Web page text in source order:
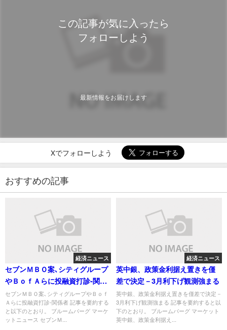
この記事が気に入ったら
フォローしよう
最新情報をお届けします
Xでフォローしよう
おすすめの記事
経済ニュース
セブンＭＢＯ案､シティグループ
やＢｏｆＡらに投融資打診-関係
者
セブンＭＢＯ案､シティグループやＢｏｆ
Ａらに投融資打診-関係者 記事を要約する
と以下のとおり。 ブルームバーグ マーケ
ットニュース セブンＭ...
経済ニュース
英中銀、政策金利据え置きを僅
差で決定－3月利下げ観測強まる
英中銀、政策金利据え置きを僅差で決定－
3月利下げ観測強まる 記事を要約すると以
下のとおり。 ブルームバーグ マーケット
英中銀、政策金利据え...